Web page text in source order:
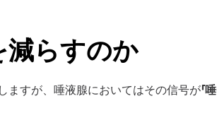
減らすのか
ますが、唾液腺においてはその信号が「唾